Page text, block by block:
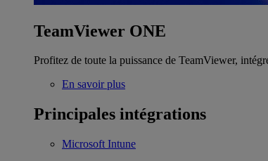
TeamViewer ONE
Profitez de toute la puissance de TeamViewer,
En savoir plus
Principales intégrations
Microsoft Intune